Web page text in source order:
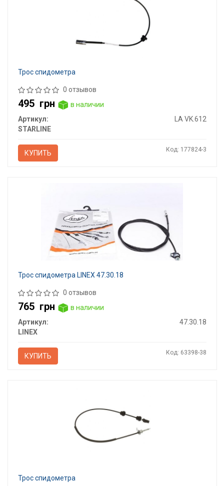
Трос спидометра
0 отзывов
495 грн
в наличии
Артикул:
LA VK.612
STARLINE
КУПИТЬ Код: 177824-3
Трос спидометра LINEX 47.30.18
0 отзывов
765 грн
в наличии
Артикул:
47.30.18
LINEX
КУПИТЬ Код: 63398-38
Трос спидометра